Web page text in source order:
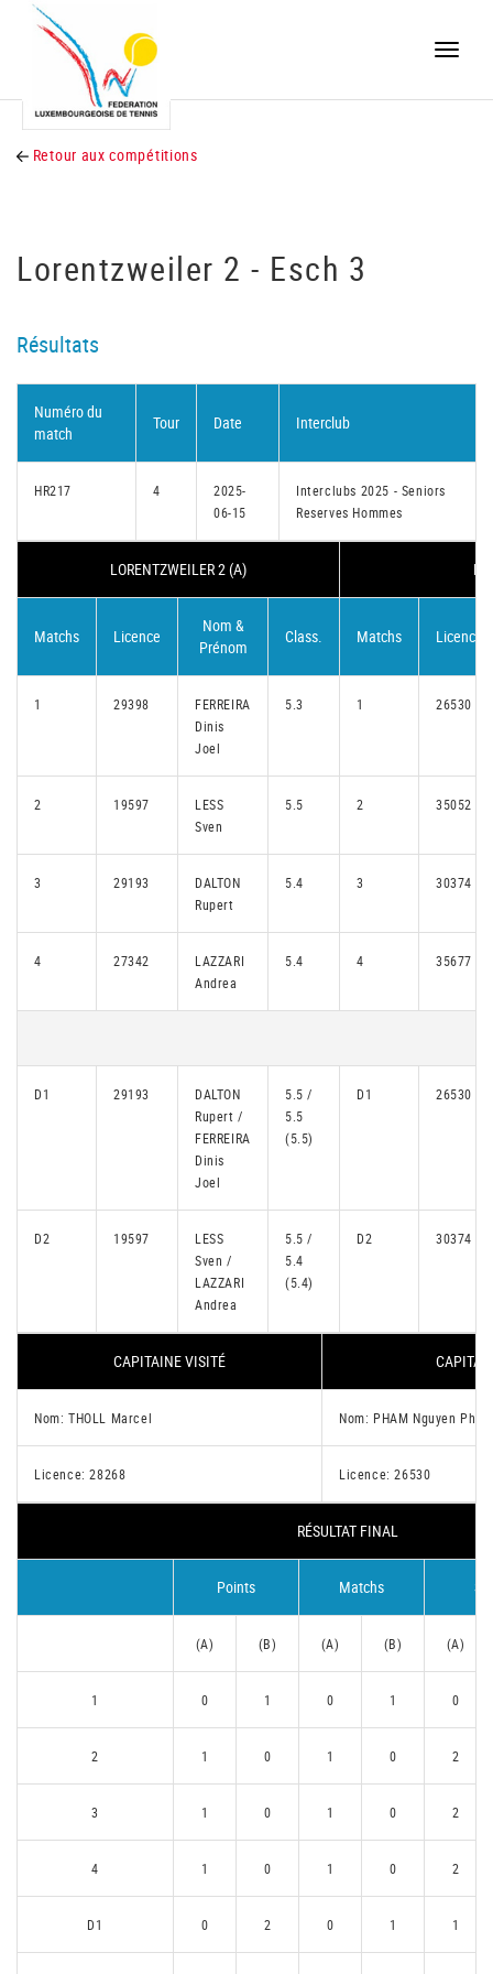
Toggle
Retour aux compétitions
Lorentzweiler 2 - Esch 3
Résultats
Numéro du
match
Tour Date Interclub
HR217 4
2025-
06-15
Interclubs 2025 - Seniors
Reserves Hommes
LORENTZWEILER 2 (A)
Matchs Licence
Nom &
Prénom
Class. Matchs Licence
1 29398
FERREIRA
Dinis
Joel
5.3 1 26530
2 19597
LESS
Sven
5.5 2 35052
3 29193
DALTON
Rupert
5.4 3 30374
4 27342
LAZZARI
Andrea
5.4 4 35677
D1 29193
DALTON
Rupert /
FERREIRA
Dinis
Joel
5.5 /
5.5
(5.5)
D1 26530
D2 19597
LESS
Sven /
LAZZARI
Andrea
5.5 /
5.4
(5.4)
D2 30374
CAPITAINE VISITÉ
Nom: THOLL Marcel Nom: PHAM Nguyen Phu
Licence: 28268 Licence: 26530
RÉSULTAT FINAL
Points Matchs
(A) (B) (A) (B) (A)
1 0 1 0 1 0
2 1 0 1 0 2
3 1 0 1 0 2
4 1 0 1 0 2
D1 0 2 0 1 1